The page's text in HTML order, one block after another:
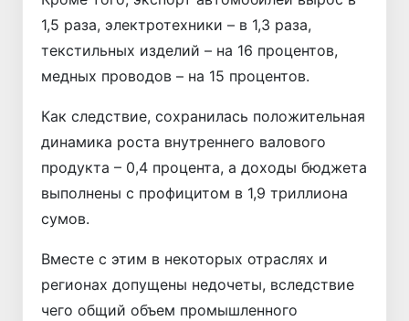
1,5 раза, электротехники – в 1,3 раза,
текстильных изделий – на 16 процентов,
медных проводов – на 15 процентов.
Как следствие, сохранилась положительная
динамика роста внутреннего валового
продукта – 0,4 процента, а доходы бюджета
выполнены с профицитом в 1,9 триллиона
сумов.
Вместе с этим в некоторых отраслях и
регионах допущены недочеты, вследствие
чего общий объем промышленного